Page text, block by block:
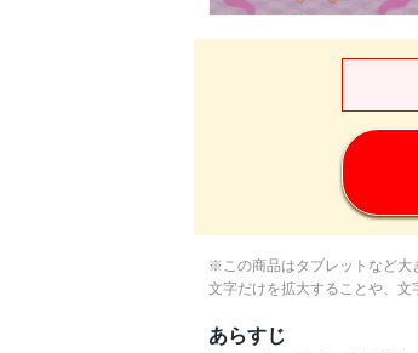
※この商品はタブレットなど大
文字だけを拡大することや、文
あらすじ